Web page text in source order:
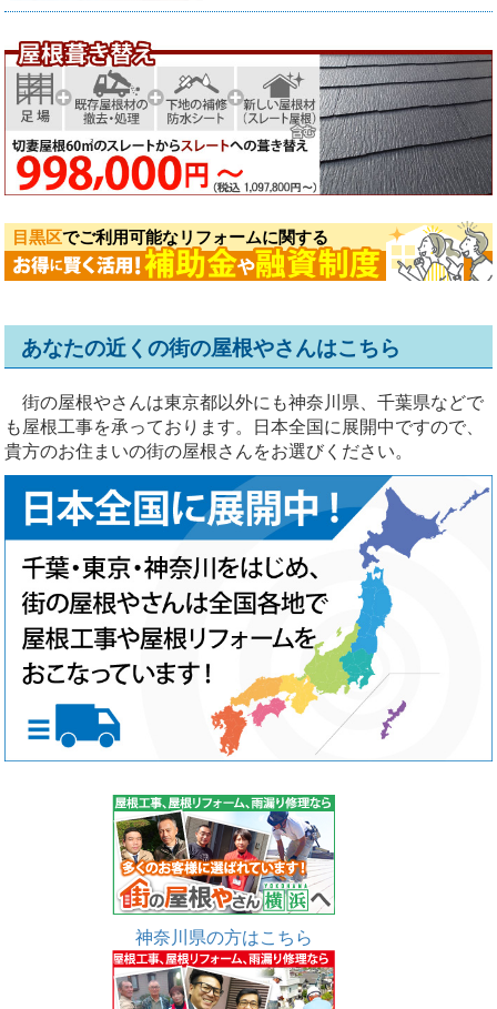
目黒区でご利用可能なリフォームに関する
あなたの近くの街の屋根やさんはこちら
街の屋根やさんは東京都以外にも神奈川県、千葉県などで
も屋根工事を承っております。日本全国に展開中ですので、
貴方のお住まいの街の屋根さんをお選びください。
神奈川県の方はこちら